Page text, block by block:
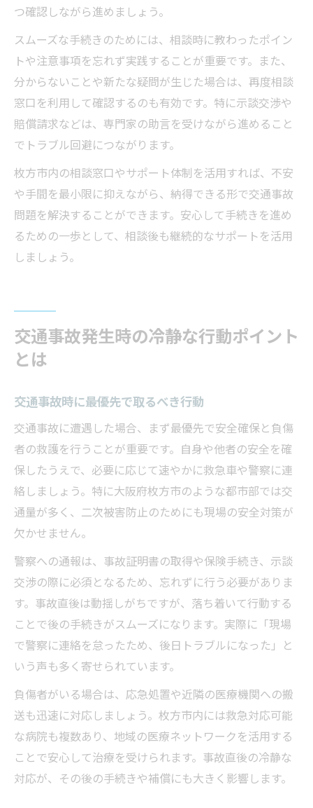
つ確認しながら進めましょう。
スムーズな手続きのためには、相談時に教わったポイン
トや注意事項を忘れず実践することが重要です。また、
分からないことや新たな疑問が生じた場合は、再度相談
窓口を利用して確認するのも有効です。特に示談交渉や
賠償請求などは、専門家の助言を受けながら進めること
でトラブル回避につながります。
枚方市内の相談窓口やサポート体制を活用すれば、不安
や手間を最小限に抑えながら、納得できる形で交通事故
問題を解決することができます。安心して手続きを進め
るための一歩として、相談後も継続的なサポートを活用
しましょう。
交通事故発生時の冷静な行動ポイント
とは
交通事故時に最優先で取るべき行動
交通事故に遭遇した場合、まず最優先で安全確保と負傷
者の救護を行うことが重要です。自身や他者の安全を確
保したうえで、必要に応じて速やかに救急車や警察に連
絡しましょう。特に大阪府枚方市のような都市部では交
通量が多く、二次被害防止のためにも現場の安全対策が
欠かせません。
警察への通報は、事故証明書の取得や保険手続き、示談
交渉の際に必須となるため、忘れずに行う必要がありま
す。事故直後は動揺しがちですが、落ち着いて行動する
ことで後の手続きがスムーズになります。実際に「現場
で警察に連絡を怠ったため、後日トラブルになった」と
いう声も多く寄せられています。
負傷者がいる場合は、応急処置や近隣の医療機関への搬
送も迅速に対応しましょう。枚方市内には救急対応可能
な病院も複数あり、地域の医療ネットワークを活用する
ことで安心して治療を受けられます。事故直後の冷静な
対応が、その後の手続きや補償にも大きく影響します。